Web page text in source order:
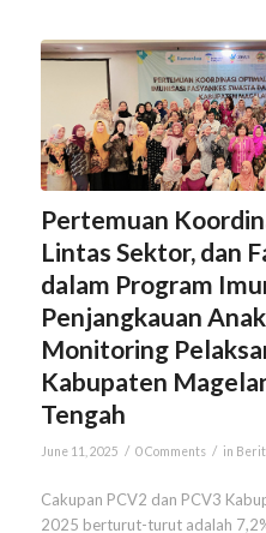
Pertemuan
Lintas Sektor, dan
dalam Program
Penjangkauan
Monitoring
Kabupaten
Tengah
June 11, 2025 / 0 Comments / in
Cakupan PCV2 dan PCV3
2025 berturut-turut adalah